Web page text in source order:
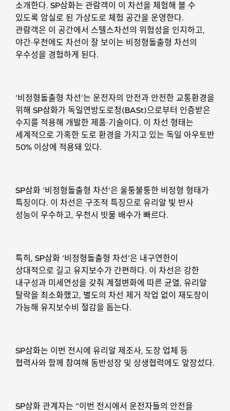
소개한다. SP삼화는 관람객이 이 차선을 체험해 볼 수
있도록 암실로 된 가상도로 체험 공간을 운영한다.
관람객은 이 공간에서 스텔스차선의 위험성을 인지하고,
야간·우천에도 차선이 잘 보이는 비정형돌출형 차선의
우수성을 경험하게 된다.
‘비정형돌출형 차선’는 운전자의 안전과 안전한 교통환경을
위해 SP삼화가 독일연방도로청(BASt)으로부터 인증받은
수지를 적용해 개발한 제품·기술이다. 이 차선 형태는
세계적으로 가혹한 도로 환경을 가지고 있는 독일 아우토반
50% 이상에 적용돼 있다.
SP삼화 ‘비정형돌출형 차선’은 울퉁불퉁한 비정형 형태가
특징이다. 이 차선은 구조적 특징으로 유리알 빛 반사
성능이 우수하고, 우천시 빗물 배수가 빠르다.
특히, SP삼화 ‘비정형돌출형 차선’은 내구연한이
상대적으로 길고 유지보수가 간편하다. 이 차선은 강한
내구성과 미세연성을 갖춰 계절변화에 따른 균열, 유리알
탈락을 최소화했고, 별도의 차선 제거 작업 없이 재도장이
가능해 유지보수비 절감을 돕는다.
SP삼화는 이번 전시에 유리알 제조사, 도장 업체 등
협력사와 함께 참여해 동반성장 및 상생협력에도 앞장섰다.
SP삼화 관계자는 “이번 전시에서 운전자들의 안전을